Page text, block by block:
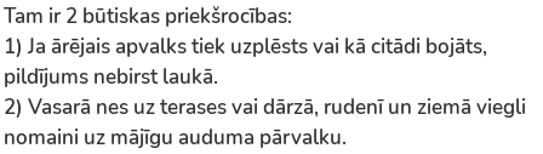
Tam ir 2 būtiskas priekšrocības:
1) Ja ārējais apvalks tiek uzplēsts vai kā citādi bojāts,
pildījums nebirst laukā.
2) Vasarā nes uz terases vai dārzā, rudenī un ziemā viegli
nomaini uz mājīgu auduma pārvalku.